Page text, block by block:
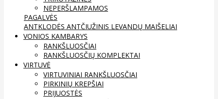
NEPERŠLAMPAMOS
PAGALVĖS
ANTKLODĖS ANTČIUŽINIS LEVANDŲ MAIŠELIAI
VONIOS KAMBARYS
RANKŠLUOSČIAI
RANKŠLUOSČIŲ KOMPLEKTAI
VIRTUVĖ
VIRTUVINIAI RANKŠLUOSČIAI
PIRKINIŲ KREPŠIAI
PRIJUOSTĖS